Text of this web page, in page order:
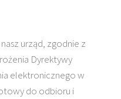
urząd, zgodnie z
Dyrektywy
elektronicznego w
do odbioru i